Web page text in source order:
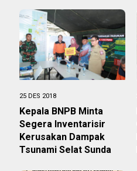
25 DES 2018
Kepala BNPB Minta
Segera Inventarisir
Kerusakan Dampak
Tsunami Selat Sunda